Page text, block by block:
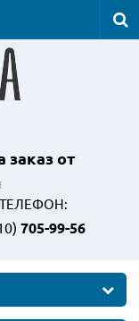
заказ от
705-99-56